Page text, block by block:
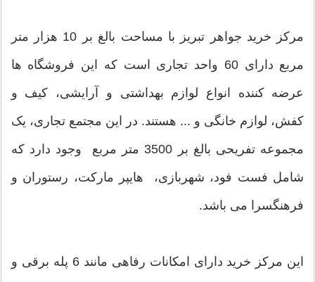
مرکز خرید جواهر تبریز با مساحت بالغ بر 10 هزار متر
مربع دارای 60 واحد تجاری است که این فروشگاه ها
عرضه کننده انواع لوازم بهداشتی و آرایشی، کیف و
کفش، لوازم خانگی و ... هستند. در این مجتمع تجاری، یک
مجموعه تفریحی بالغ بر 3500 متر مربع وجود دارد که
شامل فست فود، شهربازی، هایپر مارکت، رستوران و
فرهنگسرا می باشد.
این مرکز خرید دارای امکانات رفاهی مانند 6 پله برقی و